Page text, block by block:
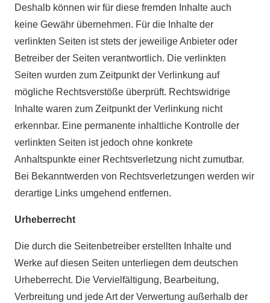
Deshalb können wir für diese fremden Inhalte auch
keine Gewähr übernehmen. Für die Inhalte der
verlinkten Seiten ist stets der jeweilige Anbieter oder
Betreiber der Seiten verantwortlich. Die verlinkten
Seiten wurden zum Zeitpunkt der Verlinkung auf
mögliche Rechtsverstöße überprüft. Rechtswidrige
Inhalte waren zum Zeitpunkt der Verlinkung nicht
erkennbar. Eine permanente inhaltliche Kontrolle der
verlinkten Seiten ist jedoch ohne konkrete
Anhaltspunkte einer Rechtsverletzung nicht zumutbar.
Bei Bekanntwerden von Rechtsverletzungen werden wir
derartige Links umgehend entfernen.
Urheberrecht
Die durch die Seitenbetreiber erstellten Inhalte und
Werke auf diesen Seiten unterliegen dem deutschen
Urheberrecht. Die Vervielfältigung, Bearbeitung,
Verbreitung und jede Art der Verwertung außerhalb der